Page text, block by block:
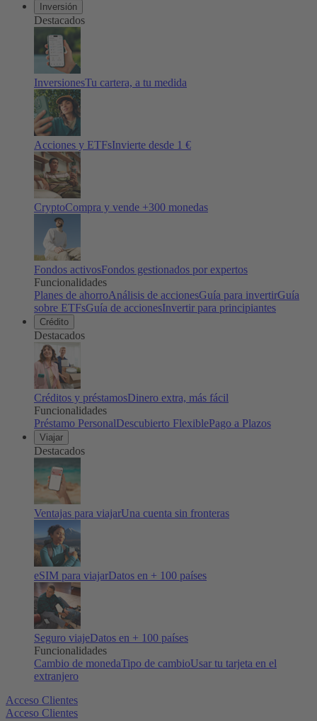
Inversión
Destacados
InversionesTu cartera, a tu medida
Acciones y ETFsInvierte desde 1 €
CryptoCompra y vende +300 monedas
Fondos activosFondos gestionados por expertos
Funcionalidades
Planes de ahorroAnálisis de accionesGuía para invertirGuía
sobre ETFsGuía de accionesInvertir para principiantes
Crédito
Destacados
Créditos y préstamosDinero extra, más fácil
Funcionalidades
Préstamo PersonalDescubierto FlexiblePago a Plazos
Viajar
Destacados
Ventajas para viajarUna cuenta sin fronteras
eSIM para viajarDatos en + 100 países
Seguro viajeDatos en + 100 países
Funcionalidades
Cambio de monedaTipo de cambioUsar tu tarjeta en el
extranjero
Acceso Clientes
Acceso Clientes